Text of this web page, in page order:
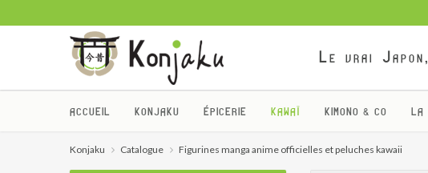
Le vrai
ACCUEIL KONJAKU ÉPICERIE KAWAÏ KIMONO & CO LA
Konjaku Catalogue Figurines manga anime officielles et peluches kawaii